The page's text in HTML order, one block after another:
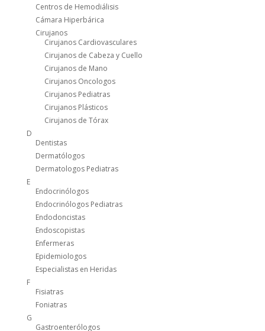
Centros de Hemodiálisis
Cámara Hiperbárica
Cirujanos
Cirujanos Cardiovasculares
Cirujanos de Cabeza y Cuello
Cirujanos de Mano
Cirujanos Oncologos
Cirujanos Pediatras
Cirujanos Plásticos
Cirujanos de Tórax
D
Dentistas
Dermatólogos
Dermatologos Pediatras
E
Endocrinólogos
Endocrinólogos Pediatras
Endodoncistas
Endoscopistas
Enfermeras
Epidemiologos
Especialistas en Heridas
F
Fisiatras
Foniatras
G
Gastroenterólogos